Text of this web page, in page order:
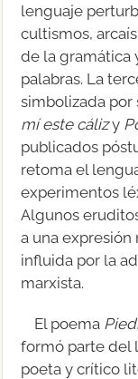
lenguaje
cultismos,
de la gramática
palabras. La
simbolizada por
mí este cálizy
publicados
retoma el
experimentos
Algunos
a una
influida por la
marxista.
El poema
formó parte del
poeta y crítico